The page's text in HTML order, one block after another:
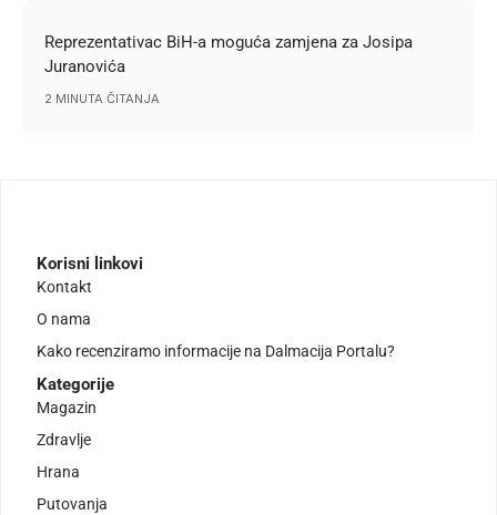
Reprezentativac BiH-a moguća zamjena za Josipa
Juranovića
2 MINUTA ČITANJA
Korisni linkovi
Kontakt
O nama
Kako recenziramo informacije na Dalmacija Portalu?
Kategorije
Magazin
Zdravlje
Hrana
Putovanja